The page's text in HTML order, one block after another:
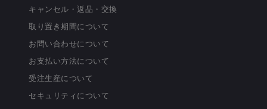
キャンセル・返品・交換
取り置き期間について
お問い合わせについて
お支払い方法について
受注生産について
セキュリティについて